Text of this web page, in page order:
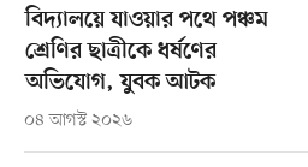
বিদ্যালয়ে যাওয়ার পথে পঞ্চম
শ্রেণির ছাত্রীকে ধর্ষণের
অভিযোগ, যুবক আটক
০৪ আগস্ট ২০২৬